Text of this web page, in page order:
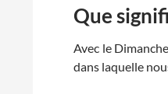
Que
Avec le
dans laquelle